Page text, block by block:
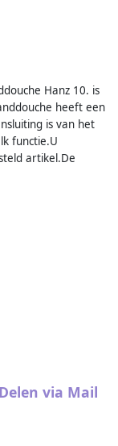
Hanz 10. is
heeft een
is van het
functie.U
artikel.De